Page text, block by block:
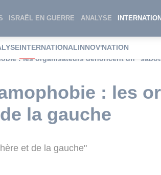
ISRAËL EN GUERRE ANALYSE
INTERNATIONALINNOV'NATION
: les organisateurs dénoncent un
: les
la gauche
et de la gauche"